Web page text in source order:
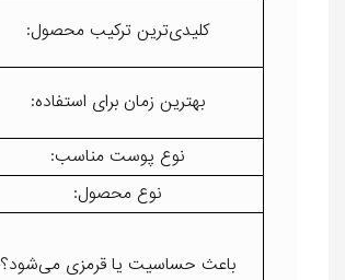
کلیدی‌ترین ترکیب محصول:
بهترین زمان برای استفاده:
نوع پوست مناسب:
نوع محصول:
باعث حساسیت یا قرمزی می‌شود؟